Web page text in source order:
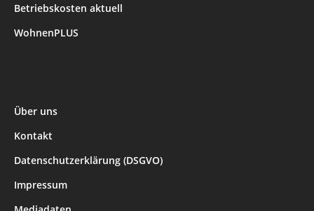
Betriebskosten aktuell
WohnenPLUS
Über uns
Kontakt
Datenschutzerklärung (DSGVO)
Impressum